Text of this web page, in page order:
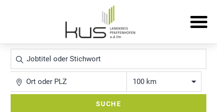
oder
Stichwort
Entfernung
SUCHE